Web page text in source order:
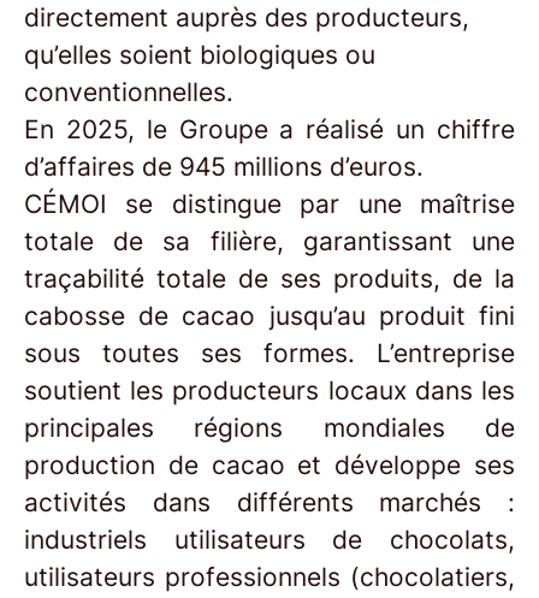
directement auprès des producteurs,
qu’elles soient biologiques ou
conventionnelles.
En 2025, le Groupe a réalisé un chiffre
d’affaires de 945 millions d’euros.
CÉMOI se distingue par une maîtrise
totale de sa filière, garantissant une
traçabilité totale de ses produits, de la
cabosse de cacao jusqu’au produit fini
sous toutes ses formes. L’entreprise
soutient les producteurs locaux dans les
principales régions mondiales de
production de cacao et développe ses
activités dans différents marchés :
industriels utilisateurs de chocolats,
utilisateurs professionnels (chocolatiers,